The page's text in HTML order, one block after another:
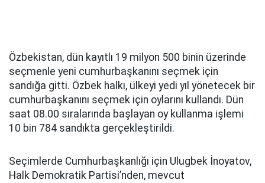
Özbekistan, dün kayıtlı 19 milyon 500 binin üzerinde
seçmenle yeni cumhurbaşkanını seçmek için
sandığa gitti. Özbek halkı, ülkeyi yedi yıl yönetecek bir
cumhurbaşkanını seçmek için oylarını kullandı. Dün
saat 08.00 sıralarında başlayan oy kullanma işlemi
10 bin 784 sandıkta gerçekleştirildi.
Seçimlerde Cumhurbaşkanlığı için Ulugbek İnoyatov,
Halk Demokratik Partisi’nden, mevcut